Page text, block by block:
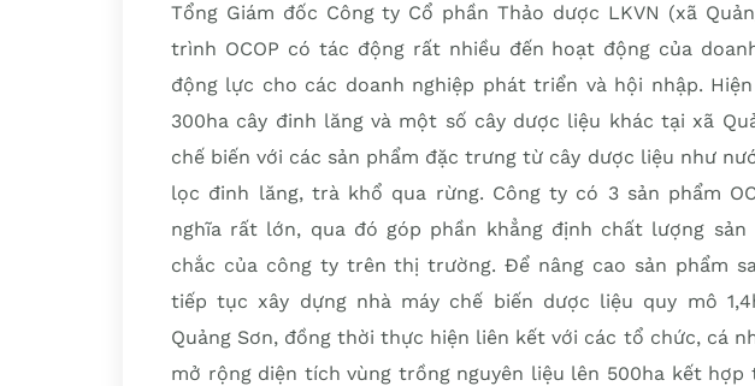
Tổng Giám đốc Công ty Cổ phần Thảo dược LKVN (xã
trình OCOP có tác động rất nhiều đến hoạt động của
động lực cho các doanh nghiệp phát triển và hội nhập.
300ha cây đinh lăng và một số cây dược liệu khác tại xã
chế biến với các sản phẩm đặc trưng từ cây dược liệu như
lọc đinh lăng, trà khổ qua rừng. Công ty có 3 sản phẩm
nghĩa rất lớn, qua đó góp phần khẳng định chất lượng sản
chắc của công ty trên thị trường. Để nâng cao sản phẩm
tiếp tục xây dựng nhà máy chế biến dược liệu quy mô
Quảng Sơn, đồng thời thực hiện liên kết với các tổ chức, cá
mở rộng diện tích vùng trồng nguyên liệu lên 500ha kết hợp